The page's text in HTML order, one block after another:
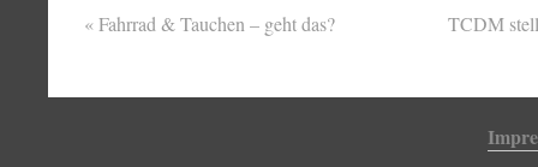
«Fahrrad & Tauchen – geht das? TCDM